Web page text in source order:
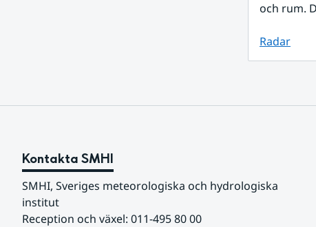
och rum.
Radar
Kontakta SMHI
SMHI, Sveriges meteorologiska och hydrologiska
institut
Reception och växel: 011-495 80 00